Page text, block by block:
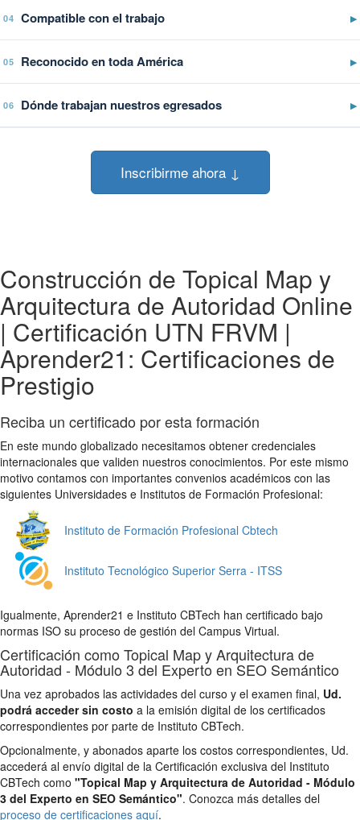
04 Compatible con el trabajo ▶
05 Reconocido en toda América ▶
06 Dónde trabajan nuestros egresados ▶
Inscribirme ahora ↓
Construcción de Topical Map y
Arquitectura de Autoridad Online
| Certificación UTN FRVM |
Aprender21: Certificaciones de
Prestigio
Reciba un certificado por esta formación
En este mundo globalizado necesitamos obtener credenciales
internacionales que validen nuestros conocimientos. Por este mismo
motivo contamos con importantes convenios académicos con las
siguientes Universidades e Institutos de Formación Profesional:
Instituto de Formación Profesional Cbtech
Instituto Tecnológico Superior Serra - ITSS
Igualmente, Aprender21 e Instituto CBTech han certificado bajo
normas ISO su proceso de gestión del Campus Virtual.
Certificación como Topical Map y Arquitectura de
Autoridad - Módulo 3 del Experto en SEO Semántico
Una vez aprobados las actividades del curso y el examen final, Ud.
podrá acceder sin costo a la emisión digital de los certificados
correspondientes por parte de Instituto CBTech.
Opcionalmente, y abonados aparte los costos correspondientes, Ud.
accederá al envío digital de la Certificación exclusiva del Instituto
CBTech como "Topical Map y Arquitectura de Autoridad - Módulo
3 del Experto en SEO Semántico". Conozca más detalles del
proceso de certificaciones aquí.